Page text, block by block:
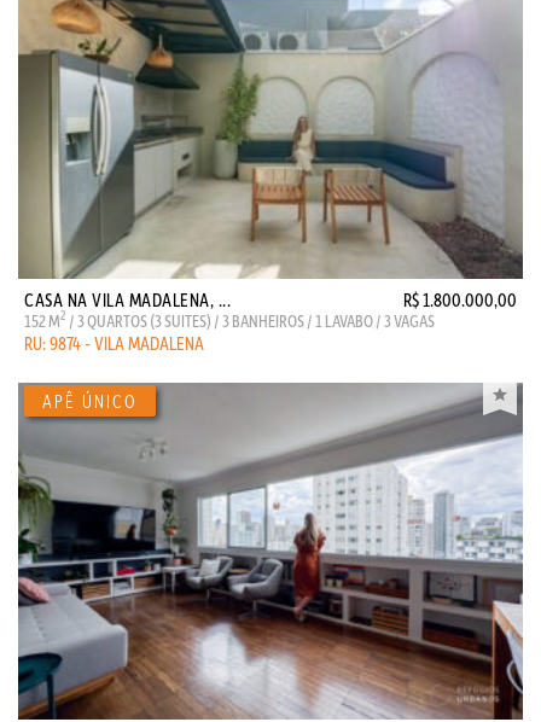
CASA NA VILA MADALENA, ... R$ 1.800.000,00
152 M2 / 3 QUARTOS (3 SUITES) / 3 BANHEIROS / 1 LAVABO / 3 VAGAS
RU: 9874 - VILA MADALENA